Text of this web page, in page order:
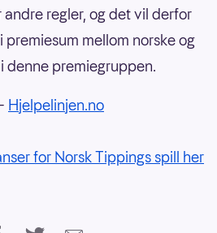
regler, og det vil derfor
mellom norske og
denne premiegruppen.
Hjelpelinjen.no
for Norsk Tippings spill her